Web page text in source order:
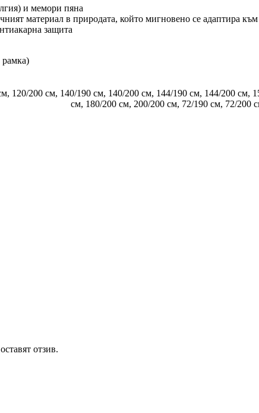
и мемори пяна
материал в природата, който мигновено се адаптира към
защита
рамка)
, 120/200 см, 140/190 см, 140/200 см, 144/190 см, 144/200 см,
см, 180/200 см, 200/200 см, 72/190 см, 72/200
отзив.